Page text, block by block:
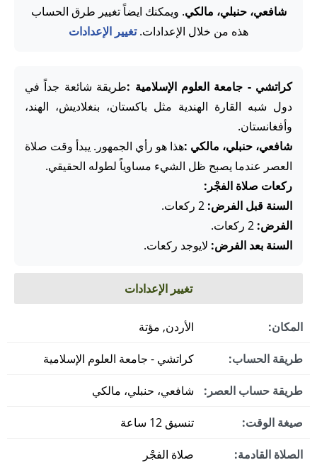
شافعي، حنبلي، مالكي. ويمكنك ايضاً تغيير طرق الحساب
هذه من خلال الإعدادات.تغيير الإعدادات
كراتشي - جامعة العلوم الإسلامية :طريقة شائعة جداً في
دول شبه القارة الهندية مثل باكستان، بنغلاديش، الهند،
وأفغانستان.
شافعي، حنبلي، مالكي :هذا هو رأي الجمهور. يبدأ وقت صلاة
العصر عندما يصبح ظل الشيء مساوياً لطوله الحقيقي.
ركعات صلاة الفجْر:
السنة قبل الفرض:
الفرض:
السنة بعد الفرض: لايوجد ركعات.
تغيير الإعدادات
المكان: الأردن, مؤتة
طريقة الحساب: كراتشي - جامعة العلوم الإسلامية
طريقة حساب العصر: شافعي، حنبلي، مالكي
صيغة الوقت: تنسيق 12 ساعة
الصلاة القادمة: صلاة الفجْر